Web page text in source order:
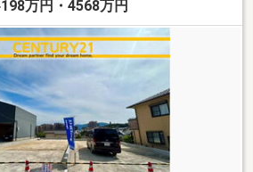
万円・4568万円